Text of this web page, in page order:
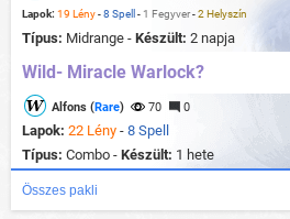
Lapok: 19 Lény-8 Spell - 1 Fegyver-2 Helyszín
Típus: Midrange - Készült: 2 napja
Wild- Miracle Warlock?
Alfons (Rare) 70 0
Lapok: 22 Lény - 8 Spell
Típus: Combo - Készült: 1 hete
Összes pakli